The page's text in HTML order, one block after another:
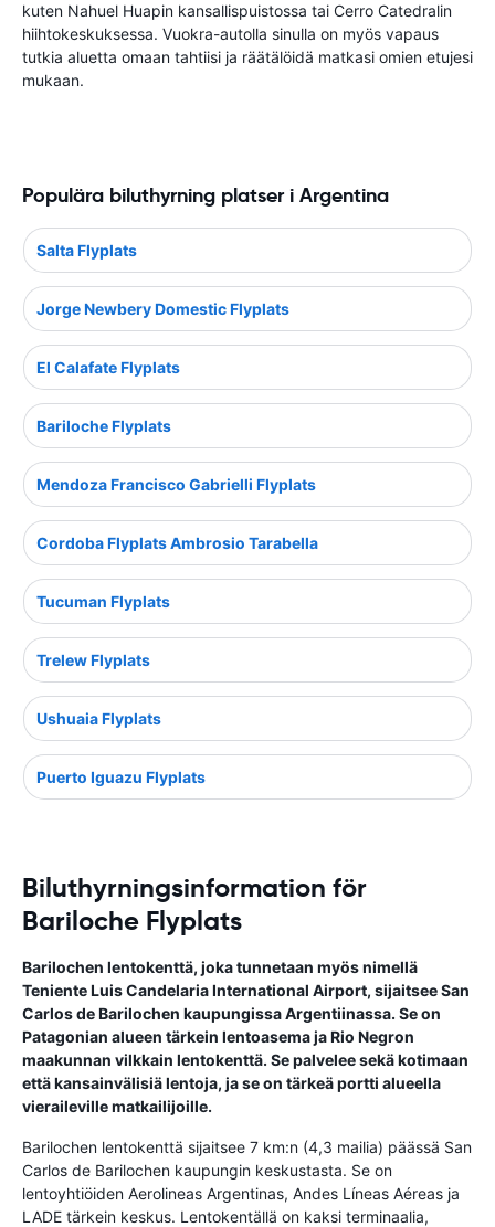
kuten Nahuel Huapin kansallispuistossa tai Cerro Catedralin
hiihtokeskuksessa. Vuokra-autolla sinulla on myös vapaus
tutkia aluetta omaan tahtiisi ja räätälöidä matkasi omien etujesi
mukaan.
Populära biluthyrning platser i Argentina
Salta Flyplats
Jorge Newbery Domestic Flyplats
El Calafate Flyplats
Bariloche Flyplats
Mendoza Francisco Gabrielli Flyplats
Cordoba Flyplats Ambrosio Tarabella
Tucuman Flyplats
Trelew Flyplats
Ushuaia Flyplats
Puerto Iguazu Flyplats
Biluthyrningsinformation för
Bariloche Flyplats
Barilochen lentokenttä, joka tunnetaan myös nimellä
Teniente Luis Candelaria International Airport, sijaitsee San
Carlos de Barilochen kaupungissa Argentiinassa. Se on
Patagonian alueen tärkein lentoasema ja Rio Negron
maakunnan vilkkain lentokenttä. Se palvelee sekä kotimaan
että kansainvälisiä lentoja, ja se on tärkeä portti alueella
vieraileville matkailijoille.
Barilochen lentokenttä sijaitsee 7 km:n (4,3 mailia) päässä San
Carlos de Barilochen kaupungin keskustasta. Se on
lentoyhtiöiden Aerolineas Argentinas, Andes Líneas Aéreas ja
LADE tärkein keskus. Lentokentällä on kaksi terminaalia,